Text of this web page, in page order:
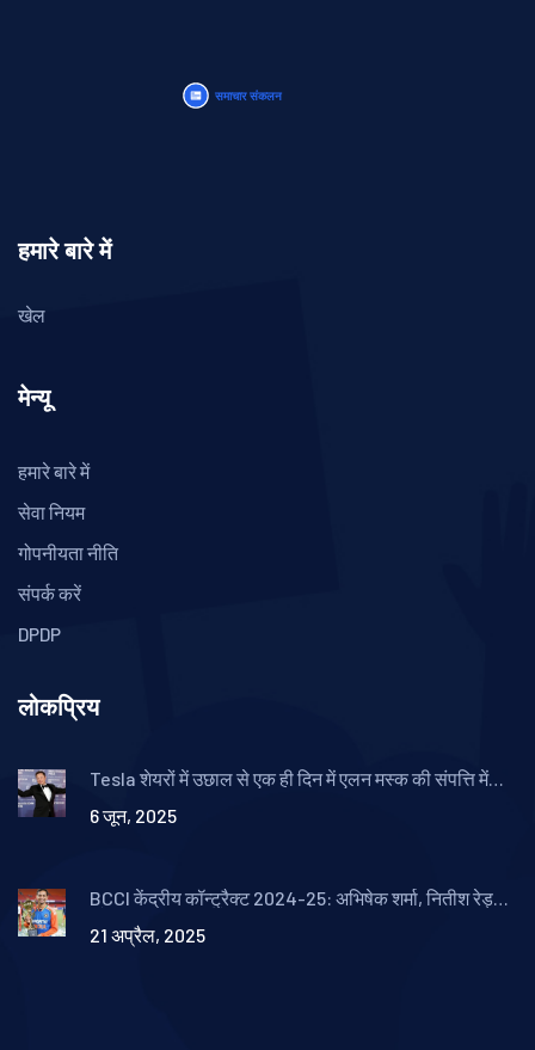
हमारे बारे में
खेल
मेन्यू
हमारे बारे में
सेवा नियम
गोपनीयता नीति
संपर्क करें
DPDP
लोकप्रिय
Tesla शेयरों में उछाल से एक ही दिन में एलन मस्क की संपत्ति में
6 जून, 2025
BCCI केंद्रीय कॉन्ट्रैक्ट 2024-25: अभिषेक शर्मा, नितीश रेड्डी
21 अप्रैल, 2025